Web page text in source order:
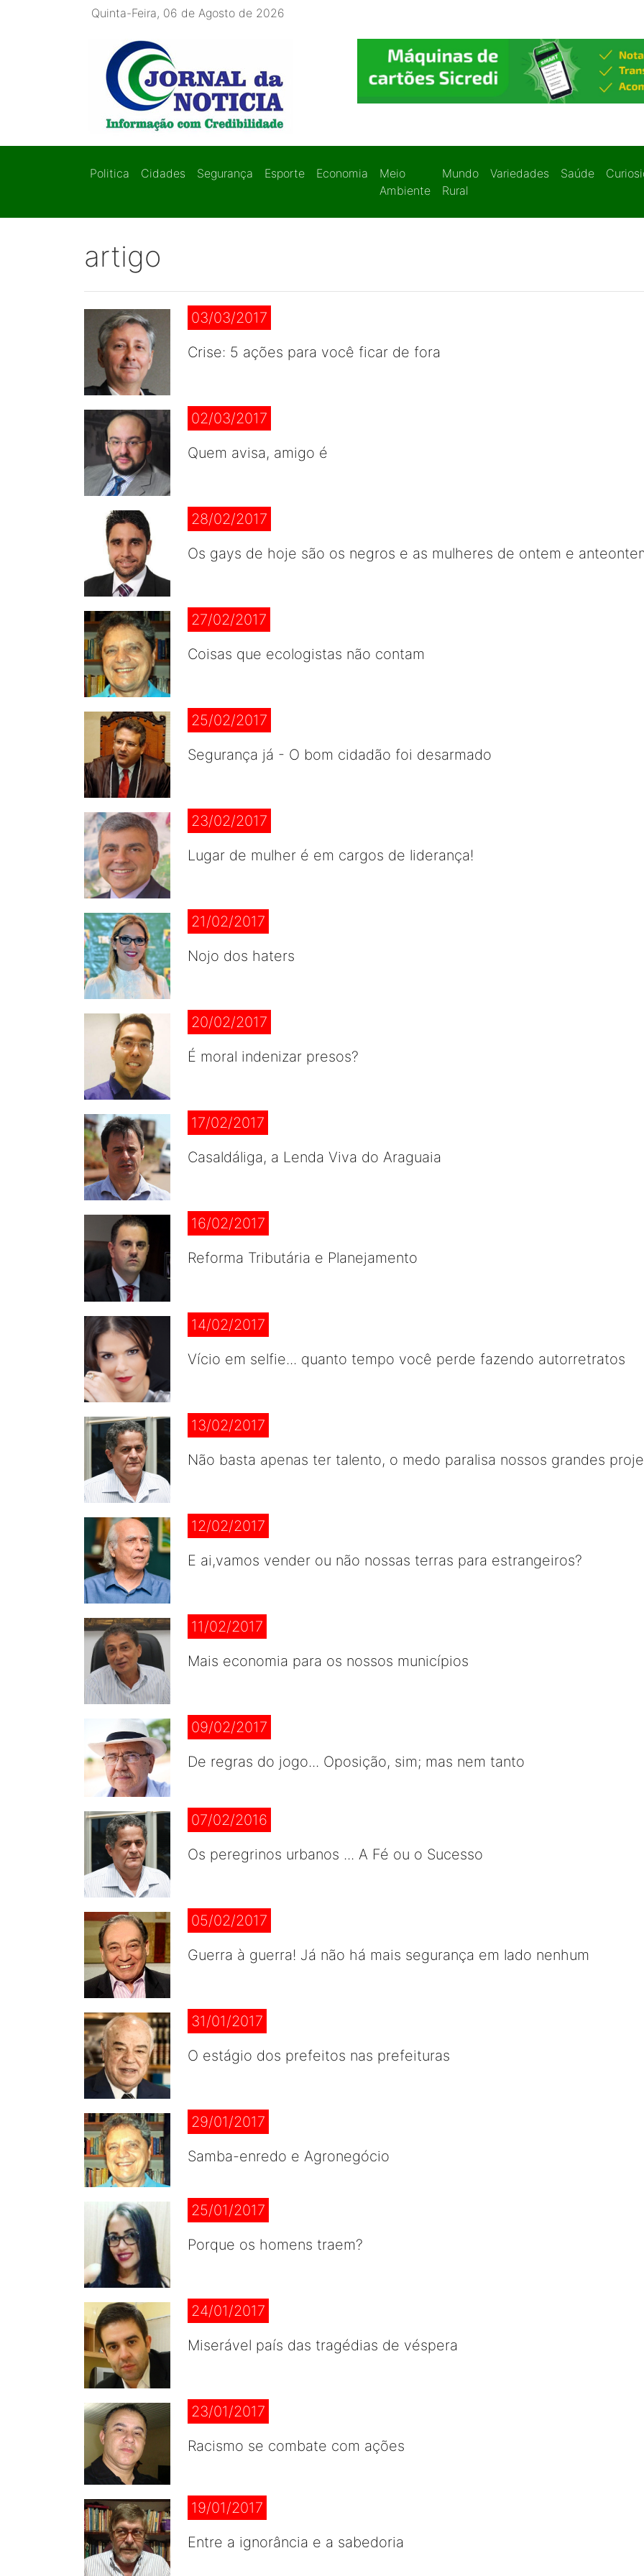
Quinta-Feira, 06 de Agosto de 2026
Politica Cidades Segurança Esporte Economia
Meio
Ambiente
Mundo
Rural
Variedades Saúde
artigo
03/03/2017
Crise: 5 ações para você ficar de fora
02/03/2017
Quem avisa, amigo é
28/02/2017
Os gays de hoje são os negros e as mulheres de ontem e
27/02/2017
Coisas que ecologistas não contam
25/02/2017
Segurança já - O bom cidadão foi desarmado
23/02/2017
Lugar de mulher é em cargos de liderança!
21/02/2017
Nojo dos haters
20/02/2017
É moral indenizar presos?
17/02/2017
Casaldáliga, a Lenda Viva do Araguaia
16/02/2017
Reforma Tributária e Planejamento
14/02/2017
Vício em selfie... quanto tempo você perde fazendo autorretratos
13/02/2017
Não basta apenas ter talento, o medo paralisa nossos grandes
12/02/2017
E ai,vamos vender ou não nossas terras para estrangeiros?
11/02/2017
Mais economia para os nossos municípios
09/02/2017
De regras do jogo... Oposição, sim; mas nem tanto
07/02/2016
Os peregrinos urbanos ... A Fé ou o Sucesso
05/02/2017
Guerra à guerra! Já não há mais segurança em lado nenhum
31/01/2017
O estágio dos prefeitos nas prefeituras
29/01/2017
Samba-enredo e Agronegócio
25/01/2017
Porque os homens traem?
24/01/2017
Miserável país das tragédias de véspera
23/01/2017
Racismo se combate com ações
19/01/2017
Entre a ignorância e a sabedoria